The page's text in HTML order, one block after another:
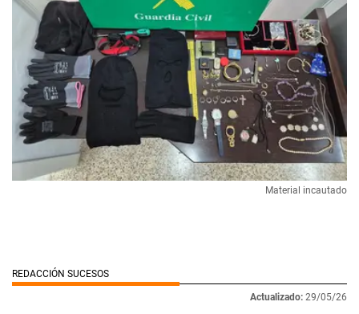
Material incautado
REDACCIÓN SUCESOS
Actualizado: 29/05/26